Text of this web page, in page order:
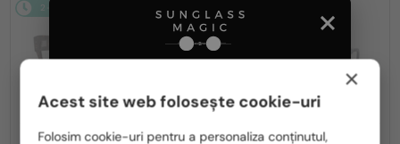
2-4 ZILE
×
Acest site web folosește cookie-uri
Folosim cookie-uri pentru a personaliza conținutul,